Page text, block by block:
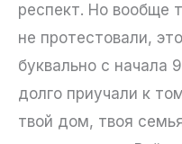
респект. Но вообще
не протестовали,
буквально с начала
долго приучали к
твой дом, твоя